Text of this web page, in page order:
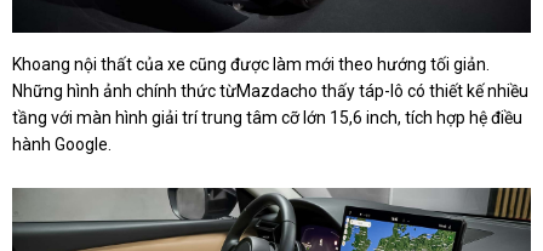
Khoang nội thất của xe cũng được làm mới theo hướng tối giản.
Những hình ảnh chính thức từMazdacho thấy táp-lô có thiết kế nhiều
tầng với màn hình giải trí trung tâm cỡ lớn 15,6 inch, tích hợp hệ điều
hành Google.